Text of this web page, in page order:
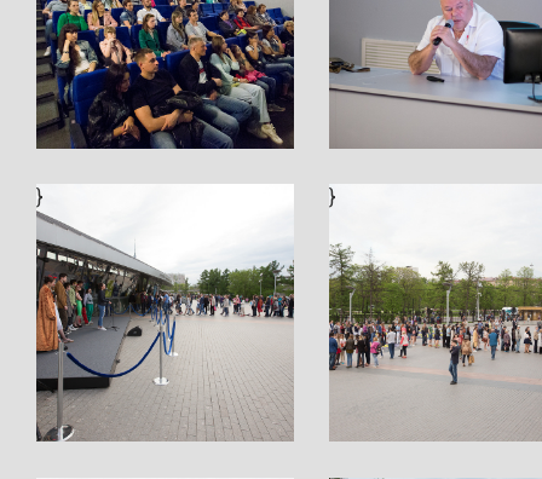
} }